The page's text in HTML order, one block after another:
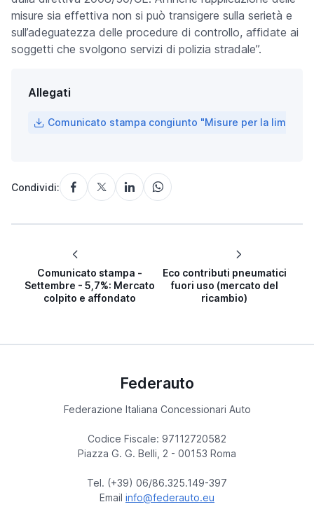
misure sia effettiva non si può transigere sulla serietà e
sull’adeguatezza delle procedure di controllo, affidate ai
soggetti che svolgono servizi di polizia stradale”.
Allegati
Comunicato stampa congiunto "Misure per la
Condividi:
Comunicato stampa -
Settembre - 5,7%: Mercato
colpito e affondato
Eco contributi pneumatici
fuori uso (mercato del
ricambio)
Federauto
Federazione Italiana Concessionari Auto
Codice Fiscale: 97112720582
Piazza G. G. Belli, 2 - 00153 Roma
Tel. (+39) 06/86.325.149-397
Email info@federauto.eu